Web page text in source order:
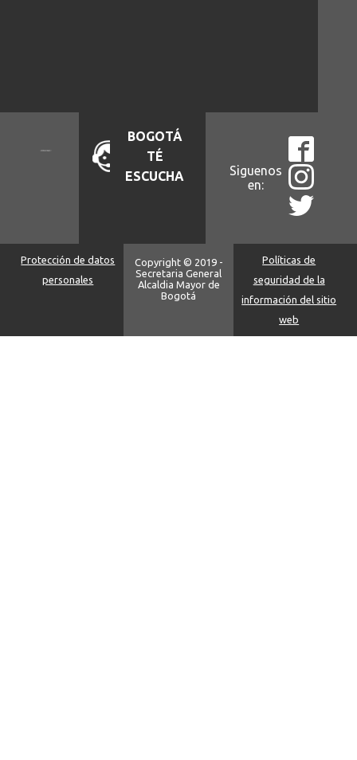
BOGOTÁ
TÉ
ESCUCHA
Siguenos
en:
Protección de datos
personales
Copyright © 2019 -
Secretaria General
Alcaldia Mayor de
Bogotá
Políticas de
seguridad de la
información del sitio
web